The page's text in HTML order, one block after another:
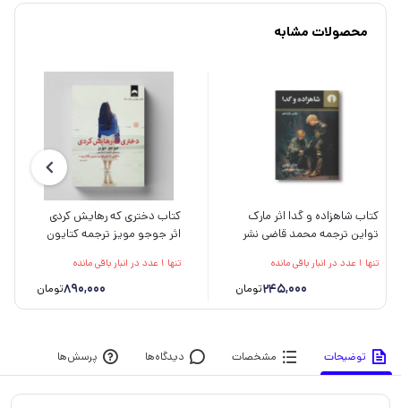
محصولات مشابه
کتاب شاهزاده و گدا اثر مارک
تواین ترجمه محمد قاضی نشر
تنها 1 عدد در انبار باقی مانده
245,000تومان
کتاب دختری که رهایش کردی
اثر جوجو مویز ترجمه کتایون
تنها 1 عدد در انبار باقی مانده
890,000تومان
توضیحات مشخصات دیدگاه‌ها پرسش‌ها